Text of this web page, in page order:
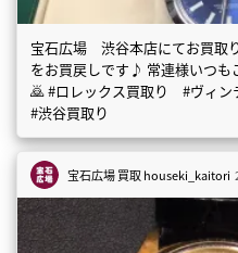
宝石広場 渋谷本店にてお買取
をお買戻しです♪ 常連様いつも
🙇 #ロレックス買取り #ヴィ
#渋谷買取り
宝石広場 買取houseki_kaitori